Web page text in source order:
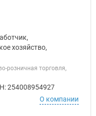
хозяйство,
розничная торговля,
254008954927
О компании